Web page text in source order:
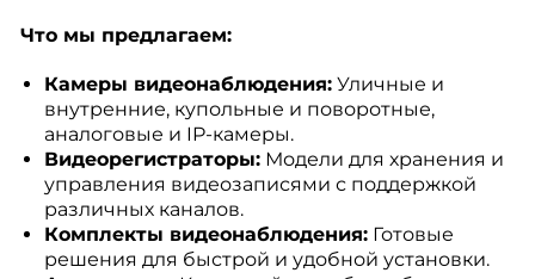
Что мы предлагаем:
Камеры видеонаблюдения:Уличные и
внутренние, купольные и поворотные,
аналоговые и IP-камеры.
Видеорегистраторы:Модели для хранения и
управления видеозаписями с поддержкой
различных каналов.
Комплекты видеонаблюдения:Готовые
решения для быстрой и удобной установки.